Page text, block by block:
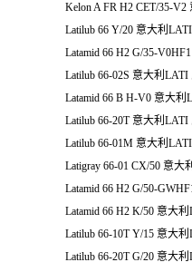
Kelon A FR H2 CET/35-
Latilub 66 Y/20 意大利
Latamid 66 H2 G/35-
Latilub 66-02S 意大利
Latamid 66 B H-V0 意大
Latilub 66-20T 意大利
Latilub 66-01M 意大利
Latigray 66-01 CX/50 意大
Latamid 66 H2 G/50-
Latamid 66 H2 K/50 意大
Latilub 66-10T Y/15 意大
Latilub 66-20T G/20 意大